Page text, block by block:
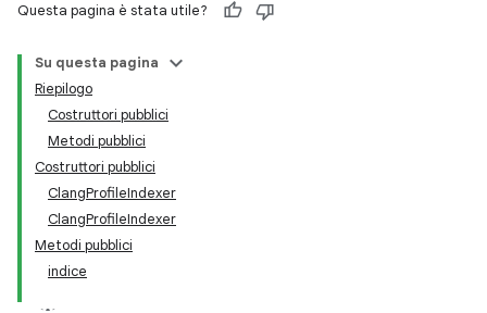
Questa pagina è stata utile?
Su questa pagina
Riepilogo
Costruttori pubblici
Metodi pubblici
Costruttori pubblici
ClangProfileIndexer
ClangProfileIndexer
Metodi pubblici
indice